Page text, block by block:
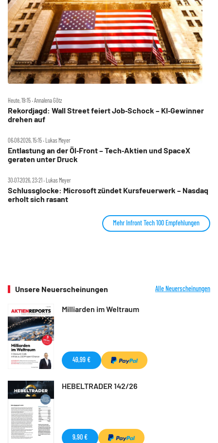
Heute, 19:15 ‧ Annalena Götz
Rekordjagd: Wall Street feiert Job‑Schock – KI‑Gewinner
drehen auf
06.08.2026, 15:15 ‧ Lukas Meyer
Entlastung an der Öl‑Front – Tech‑Aktien und SpaceX
geraten unter Druck
30.07.2026, 23:21 ‧ Lukas Meyer
Schlussglocke: Microsoft zündet Kursfeuerwerk – Nasdaq
erholt sich rasant
Mehr Infront Tech 100 Empfehlungen
Unsere Neuerscheinungen Alle Neuerscheinungen
Milliarden im Weltraum
49,99 €
HEBELTRADER 142/26
9,90 €